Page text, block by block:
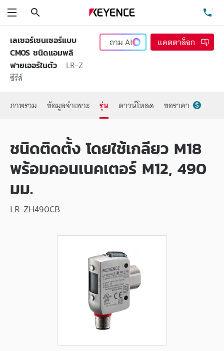
เลเซอร์เซนเซอร์แบบ
CMOS ชนิดแอมพลิ
ฟายเออร์ในตัว
LR-Z
ซีรีส์
ถามAI แคตตาล็อก
ภาพรวม ข้อมูลจำเพาะ รุ่น ดาวน์โหลด ขอราคา
ชนิดติดตั้ง โดยใช้เกลียว M18
พร้อมคอนเนคเตอร์ M12, 490
มม.
LR-ZH490CB